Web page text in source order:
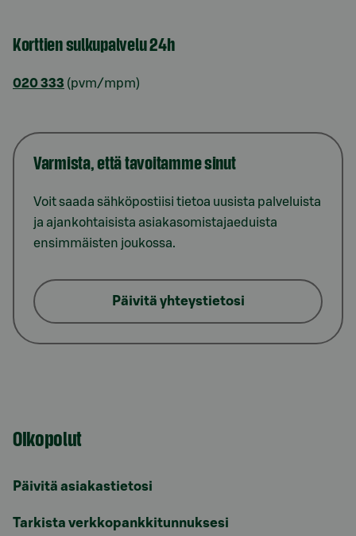
Korttien sulkupalvelu 24h
020 333 (pvm/mpm)
Varmista, että tavoitamme sinut
Voit saada sähköpostiisi tietoa uusista palveluista
ja ajankohtaisista asiakasomistajaeduista
ensimmäisten joukossa.
Päivitä yhteystietosi
Oikopolut
Päivitä asiakastietosi
Tarkista verkkopankkitunnuksesi